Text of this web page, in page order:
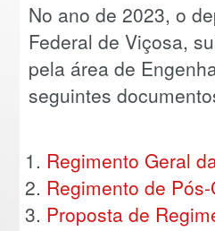
No ano de 2023, o
Federal de Viçosa,
pela área de
seguintes
Regimento Geral
Regimento de
Proposta de